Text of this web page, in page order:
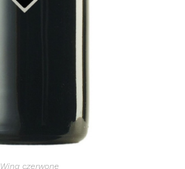
Wina czerwone